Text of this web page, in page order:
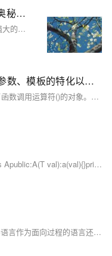
C++ 容器全面剖析：掌握 STL 的奥秘，从入门到高效编程
C++ 标准模板库（STL）提供了一组功能强大的容器类，用于存储和操作数据集合。不同的容器具有独特的特性和应用场景，因此选择合适的容器对于程序的性能和代码的可读性至关重要。对于刚接触 C++ 的开发者来说，了解这些容器的基础知识以及它们的特点是迈向高效编程的重要一步。本文将详细介绍 C++ 常用的容器，包括序列容器（`std::vector`、`std::array`、`std::list`、`std::deque`）、关联容器（`std::set`、`std::map`）和无序容器（`std::unordered_set`、`std::unordered_map`），全面解析它们的特点、用法
c++模板进阶操作——非类型模板参数、模板的特化以及模板的分离编译
在 C++ 中，仿函数（Functor）是指重载了函数调用运算符()的对象。仿函数可以像普通函数一样被调用，但它们实际上是对象，可以携带状态并具有更多功能。与普通函数相比，仿函数具有更强的灵活性和可扩展性。仿函数通常通过定义一个包含operator()的类来实现。public:// 重载函数调用运算符Add add;// 创建 Add 类的对象// 使用仿函数return 0;
class 类模板名private://类内成员声明class Apublic:A(T val):a(val){}private:T a;return 0;运行结果：注意：类模板中的成员函数若是放在类外定义时，需要加模板参数列表。return 0;
c++作为面向对象的语言与c的简单区别：c语言作为面向过程的语言还是跟c++有很大的区别的，比如说一个简单的五子棋的实现对于c语言面向过程的设计思路是首先分析解决这个问题的步骤：（1）开始游戏（2）黑子先走（3）绘制画面（4）判断输赢（5）轮到白子（6）绘制画面（7）判断输赢（8）返回步骤（2） （9）输出最后结果。但对于c++就不一样了，在下五子棋的例子中，用面向对象的方法来解决的话，首先将整个五子棋游戏分为三个对象:（1）黑白双方，这两方的行为是一样的。（2）棋盘系统，负责绘制画面。